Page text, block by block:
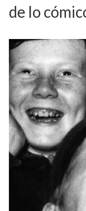
de lo